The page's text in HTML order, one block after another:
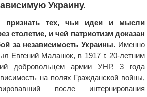
Украину.
признать тех, чьи идеи и мысли
столетие, и чей патриотизм доказан
за независимость Украины. Именно
Евгений Маланюк, в 1917 г. 20-летним
добровольцем армии УНР, 3 года
на полях Гражданской войны,
после интернирования